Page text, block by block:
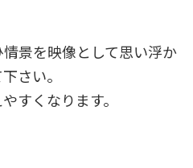
景を映像として思い浮か
さい。
すくなります。